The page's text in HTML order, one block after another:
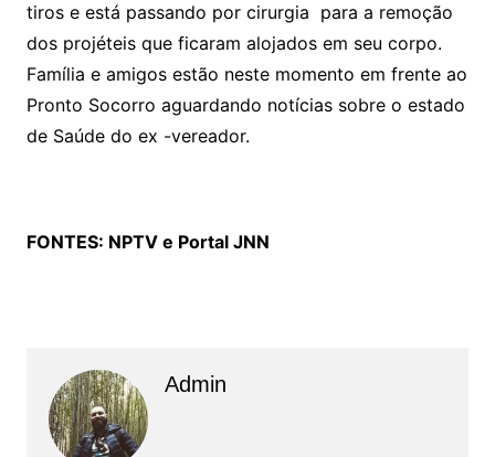
tiros e está passando por cirurgia para a remoção
dos projéteis que ficaram alojados em seu corpo.
Família e amigos estão neste momento em frente ao
Pronto Socorro aguardando notícias sobre o estado
de Saúde do ex -vereador.
FONTES: NPTV e Portal JNN
Admin